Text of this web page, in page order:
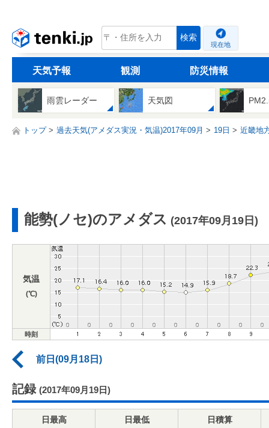
tenki.jp 検索
現在地
天気予報 観測 防災情報
雨雲レーダー 天気図
トップ 過去天気(アメダス実況・気温)2017年09月 19日 近畿地
能勢(ノセ)のアメダス (2017年09月19日)
気温
(℃)
時刻
前日(09月18日)
記録 (2017年09月19日)
日最高
日最低
日積算